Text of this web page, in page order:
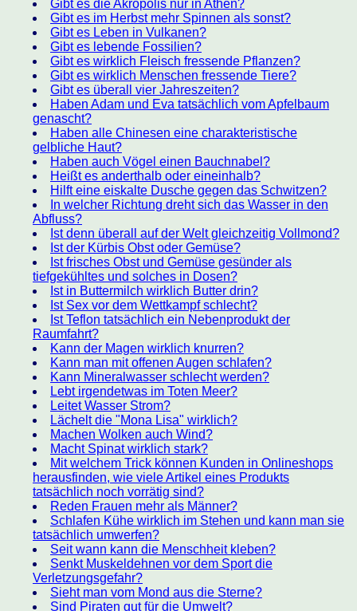
Gibt es die Akropolis nur in Athen?
Gibt es im Herbst mehr Spinnen als sonst?
Gibt es Leben in Vulkanen?
Gibt es lebende Fossilien?
Gibt es wirklich Fleisch fressende Pflanzen?
Gibt es wirklich Menschen fressende Tiere?
Gibt es überall vier Jahreszeiten?
Haben Adam und Eva tatsächlich vom Apfelbaum
genascht?
Haben alle Chinesen eine charakteristische
gelbliche Haut?
Haben auch Vögel einen Bauchnabel?
Heißt es anderthalb oder eineinhalb?
Hilft eine eiskalte Dusche gegen das Schwitzen?
In welcher Richtung dreht sich das Wasser in den
Abfluss?
Ist denn überall auf der Welt gleichzeitig Vollmond?
Ist der Kürbis Obst oder Gemüse?
Ist frisches Obst und Gemüse gesünder als
tiefgekühltes und solches in Dosen?
Ist in Buttermilch wirklich Butter drin?
Ist Sex vor dem Wettkampf schlecht?
Ist Teflon tatsächlich ein Nebenprodukt der
Raumfahrt?
Kann der Magen wirklich knurren?
Kann man mit offenen Augen schlafen?
Kann Mineralwasser schlecht werden?
Lebt irgendetwas im Toten Meer?
Leitet Wasser Strom?
Lächelt die "Mona Lisa" wirklich?
Machen Wolken auch Wind?
Macht Spinat wirklich stark?
Mit welchem Trick können Kunden in Onlineshops
herausfinden, wie viele Artikel eines Produkts
tatsächlich noch vorrätig sind?
Reden Frauen mehr als Männer?
Schlafen Kühe wirklich im Stehen und kann man sie
tatsächlich umwerfen?
Seit wann kann die Menschheit kleben?
Senkt Muskeldehnen vor dem Sport die
Verletzungsgefahr?
Sieht man vom Mond aus die Sterne?
Sind Piraten gut für die Umwelt?